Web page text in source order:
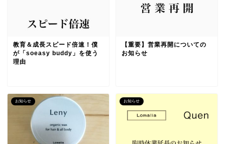
教育＆成長スピード倍速！僕
が「soeasy buddy」を使う
理由
【重要】営業再開についての
お知らせ
お知らせ お知らせ